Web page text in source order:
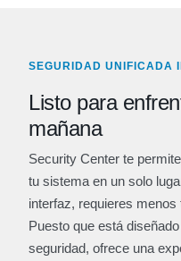
SEGURIDAD UNIFICADA
Listo para
mañana
Security Center te
tu sistema en un solo
interfaz, requieres
Puesto que está
seguridad, ofrece una